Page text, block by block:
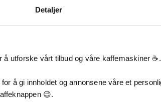
Detaljer
utforske vårt tilbud og våre kaffemaskiner ☕️.
å gi innholdet og annonsene våre et
😉.
er maskinen på plass